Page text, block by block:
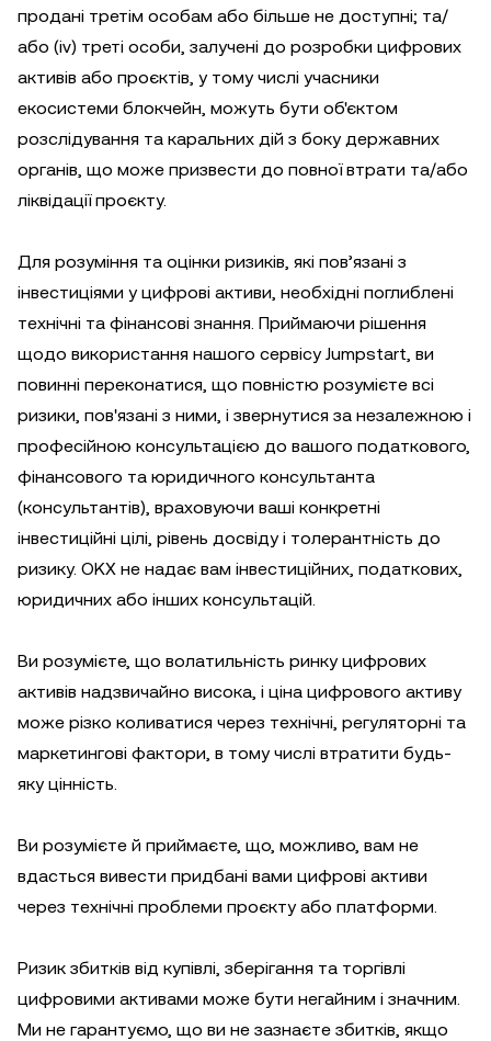
продані третім особам або більше не доступні; та/
або (iv) треті особи, залучені до розробки цифрових
активів або проєктів, у тому числі учасники
екосистеми блокчейн, можуть бути об'єктом
розслідування та каральних дій з боку державних
органів, що може призвести до повної втрати та/або
ліквідації проєкту.
Для розуміння та оцінки ризиків, які пов’язані з
інвестиціями у цифрові активи, необхідні поглиблені
технічні та фінансові знання. Приймаючи рішення
щодо використання нашого сервісу Jumpstart, ви
повинні переконатися, що повністю розумієте всі
ризики, пов'язані з ними, і звернутися за незалежною і
професійною консультацією до вашого податкового,
фінансового та юридичного консультанта
(консультантів), враховуючи ваші конкретні
інвестиційні цілі, рівень досвіду і толерантність до
ризику. OKX не надає вам інвестиційних, податкових,
юридичних або інших консультацій.
Ви розумієте, що волатильність ринку цифрових
активів надзвичайно висока, і ціна цифрового активу
може різко коливатися через технічні, регуляторні та
маркетингові фактори, в тому числі втратити будь-
яку цінність.
Ви розумієте й приймаєте, що, можливо, вам не
вдасться вивести придбані вами цифрові активи
через технічні проблеми проєкту або платформи.
Ризик збитків від купівлі, зберігання та торгівлі
цифровими активами може бути негайним і значним.
Ми не гарантуємо, що ви не зазнаєте збитків, якщо